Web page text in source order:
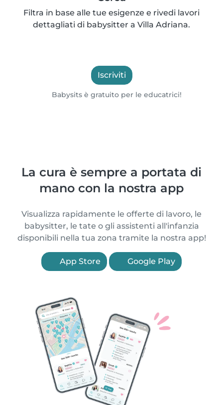
Filtra in base alle tue esigenze e rivedi lavori
dettagliati di babysitter a Villa Adriana.
Iscriviti
Babysits è gratuito per le educatrici!
La cura è sempre a portata di
mano con la nostra app
Visualizza rapidamente le offerte di lavoro, le
babysitter, le tate o gli assistenti all'infanzia
disponibili nella tua zona tramite la nostra app!
App Store Google Play